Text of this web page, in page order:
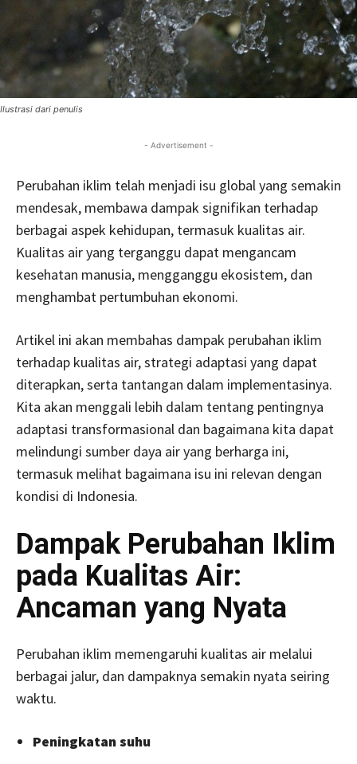
Ilustrasi dari penulis
- Advertisement -
Perubahan iklim telah menjadi isu global yang semakin
mendesak, membawa dampak signifikan terhadap
berbagai aspek kehidupan, termasuk kualitas air.
Kualitas air yang terganggu dapat mengancam
kesehatan manusia, mengganggu ekosistem, dan
menghambat pertumbuhan ekonomi.
Artikel ini akan membahas dampak perubahan iklim
terhadap kualitas air, strategi adaptasi yang dapat
diterapkan, serta tantangan dalam implementasinya.
Kita akan menggali lebih dalam tentang pentingnya
adaptasi transformasional dan bagaimana kita dapat
melindungi sumber daya air yang berharga ini,
termasuk melihat bagaimana isu ini relevan dengan
kondisi di Indonesia.
Dampak Perubahan Iklim
pada Kualitas Air:
Ancaman yang Nyata
Perubahan iklim memengaruhi kualitas air melalui
berbagai jalur, dan dampaknya semakin nyata seiring
waktu.
Peningkatan suhu